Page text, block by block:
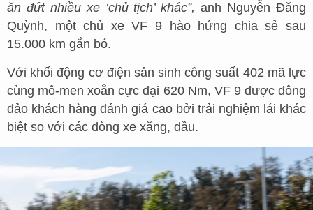
ăn đứt nhiều xe ‘chủ tịch’ khác”, anh Nguyễn Đăng
Quỳnh, một chủ xe VF 9 hào hứng chia sẻ sau
15.000 km gắn bó.
Với khối động cơ điện sản sinh công suất 402 mã lực
cùng mô-men xoắn cực đại 620 Nm, VF 9 được đông
đảo khách hàng đánh giá cao bởi trải nghiệm lái khác
biệt so với các dòng xe xăng, dầu.